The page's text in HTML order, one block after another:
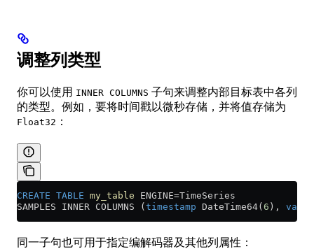
调整列类型
你可以使用 INNER COLUMNS 子句来调整内部目标表中各列
的类型。例如，要将时间戳以微秒存储，并将值存储为
Float32 ：
CREATE TABLE my_table ENGINE=TimeSeries
SAMPLES INNER COLUMNS ( timestamp DateTime64( 6 ), value
同一子句也可用于指定编解码器及其他列属性：